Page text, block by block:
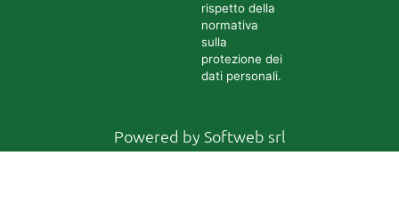
rispetto della
normativa
sulla
protezione dei
dati personali.
Powered by Softweb srl